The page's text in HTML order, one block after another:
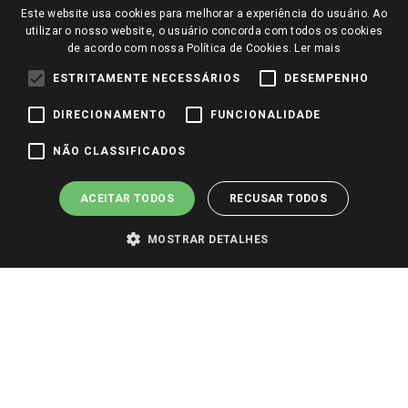
Perguntas frequentes
Trabalhe Conosco
Identidade Visual
Redes Sociais
Pagamento e Segurança
Este website usa cookies para melhorar a experiência do usuário. Ao
utilizar o nosso website, o usuário concorda com todos os cookies
de acordo com nossa Política de Cookies. Ler mais
ESTRITAMENTE NECESSÁRIOS DESEMPENHO
DIRECIONAMENTO FUNCIONALIDADE
NÃO CLASSIFICADOS
ACEITAR TODOS RECUSAR TODOS
MOSTRAR DETALHES